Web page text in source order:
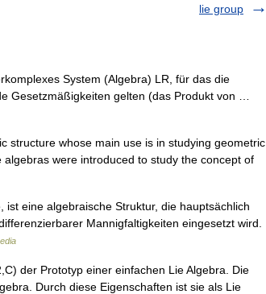
lie group
System (Algebra) LR, für das die
Gesetzmäßigkeiten gelten (das Produkt von …
whose main use is in studying geometric
were introduced to study the concept of
eine algebraische Struktur, die hauptsächlich
Mannigfaltigkeiten eingesetzt wird.
der Prototyp einer einfachen Lie Algebra. Die
Durch diese Eigenschaften ist sie als Lie